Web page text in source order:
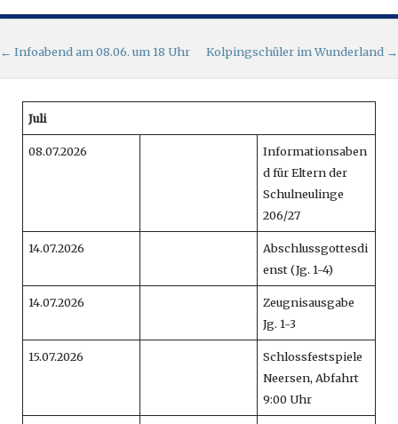
Artikel-Navigation
← Infoabend am 08.06. um 18 Uhr Kolpingschüler im Wunderland →
Juli
08.07.2026
Informationsaben
d für Eltern der
Schulneulinge
206/27
14.07.2026
Abschlussgottesdi
enst (Jg. 1-4)
14.07.2026
Zeugnisausgabe
Jg. 1-3
15.07.2026
Schlossfestspiele
Neersen, Abfahrt
9:00 Uhr